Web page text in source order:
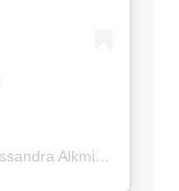
Um post compartilhado por Dra Alessandra Alkmim (@advocaciaalkmim)